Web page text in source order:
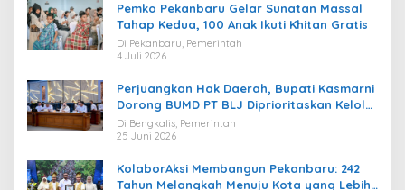
Pemko Pekanbaru Gelar Sunatan Massal
Tahap Kedua, 100 Anak Ikuti Khitan Gratis
Di Pekanbaru, Pemerintah
4 Juli 2026
Perjuangkan Hak Daerah, Bupati Kasmarni
Dorong BUMD PT BLJ Diprioritaskan Kelola
Migas
Di Bengkalis, Pemerintah
25 Juni 2026
KolaborAksi Membangun Pekanbaru: 242
Tahun Melangkah Menuju Kota yang Lebih